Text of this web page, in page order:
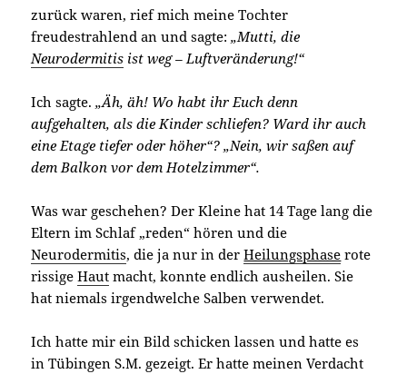
zurück waren, rief mich meine Tochter
freudestrahlend an und sagte:„Mutti, die
Neurodermitis ist weg – Luftveränderung!“
Ich sagte.„Äh, äh! Wo habt ihr Euch denn
aufgehalten, als die Kinder schliefen? Ward ihr auch
eine Etage tiefer oder höher“? „Nein, wir saßen auf
dem Balkon vor dem Hotelzimmer“.
Was war geschehen? Der Kleine hat 14 Tage lang die
Eltern im Schlaf „reden“ hören und die
Neurodermitis, die ja nur in derHeilungsphase rote
rissigeHaut macht, konnte endlich ausheilen. Sie
hat niemals irgendwelche Salben verwendet.
Ich hatte mir ein Bild schicken lassen und hatte es
in Tübingen S.M. gezeigt. Er hatte meinen Verdacht